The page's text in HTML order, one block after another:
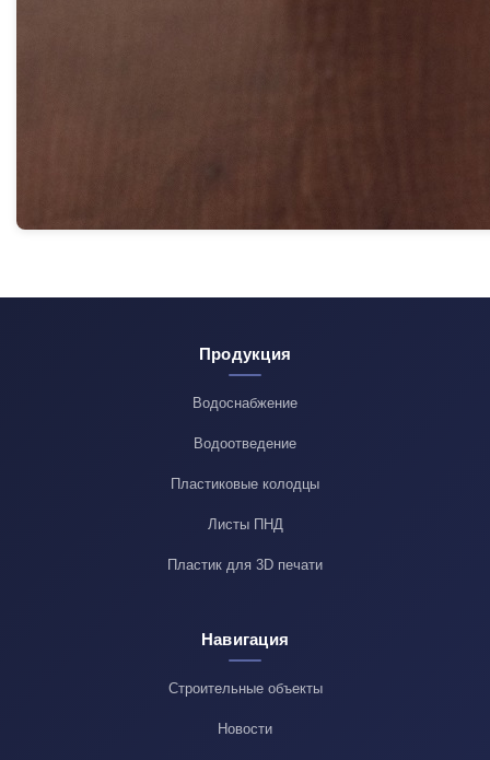
Продукция
Водоснабжение
Водоотведение
Пластиковые колодцы
Листы ПНД
Пластик для 3D печати
Навигация
Строительные объекты
Новости